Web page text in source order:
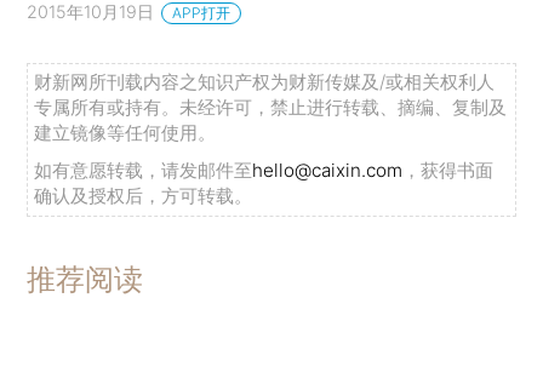
2015年10月19日 APP打开
财新网所刊载内容之知识产权为财新传媒及/或相关权利人
专属所有或持有。未经许可，禁止进行转载、摘编、复制及
建立镜像等任何使用。
如有意愿转载，请发邮件至hello@caixin.com ，获得书面
确认及授权后，方可转载。
推荐阅读